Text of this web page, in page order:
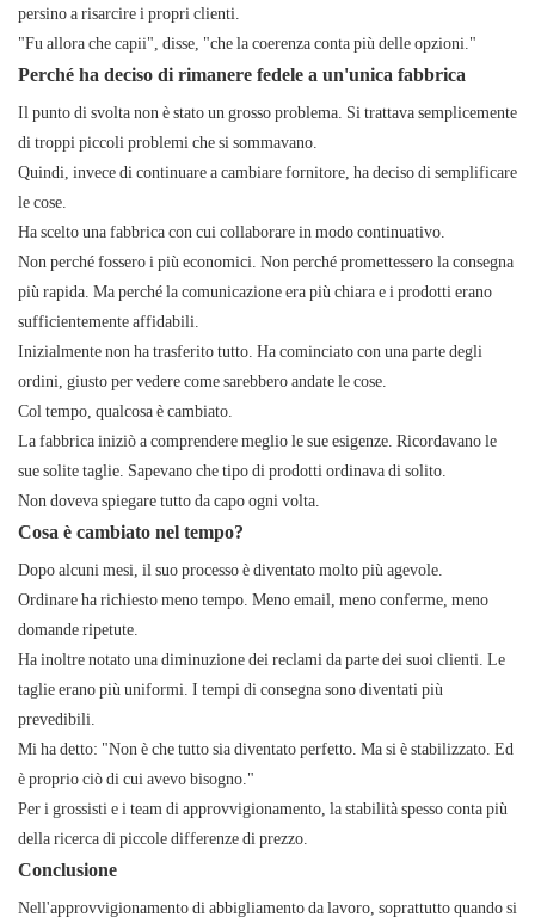
persino a risarcire i propri clienti.
"Fu allora che capii", disse, "che la coerenza conta più delle opzioni."
Perché ha deciso di rimanere fedele a un'unica fabbrica
Il punto di svolta non è stato un grosso problema. Si trattava semplicemente
di troppi piccoli problemi che si sommavano.
Quindi, invece di continuare a cambiare fornitore, ha deciso di semplificare
le cose.
Ha scelto una fabbrica con cui collaborare in modo continuativo.
Non perché fossero i più economici. Non perché promettessero la consegna
più rapida. Ma perché la comunicazione era più chiara e i prodotti erano
sufficientemente affidabili.
Inizialmente non ha trasferito tutto. Ha cominciato con una parte degli
ordini, giusto per vedere come sarebbero andate le cose.
Col tempo, qualcosa è cambiato.
La fabbrica iniziò a comprendere meglio le sue esigenze. Ricordavano le
sue solite taglie. Sapevano che tipo di prodotti ordinava di solito.
Non doveva spiegare tutto da capo ogni volta.
Cosa è cambiato nel tempo?
Dopo alcuni mesi, il suo processo è diventato molto più agevole.
Ordinare ha richiesto meno tempo. Meno email, meno conferme, meno
domande ripetute.
Ha inoltre notato una diminuzione dei reclami da parte dei suoi clienti. Le
taglie erano più uniformi. I tempi di consegna sono diventati più
prevedibili.
Mi ha detto: "Non è che tutto sia diventato perfetto. Ma si è stabilizzato. Ed
è proprio ciò di cui avevo bisogno."
Per i grossisti e i team di approvvigionamento, la stabilità spesso conta più
della ricerca di piccole differenze di prezzo.
Conclusione
Nell'approvvigionamento di abbigliamento da lavoro, soprattutto quando si